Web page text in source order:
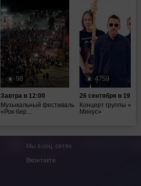
98
Завтра в 12:00
Музыкальный фестиваль
«Рок-бер...
4759
26 сентября в 19:00
Концерт группы
Минус»
Мы в соц. сетях
Вконтакте